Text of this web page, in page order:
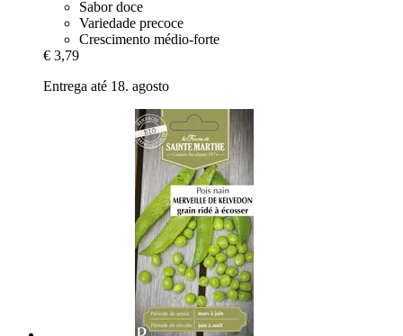
Sabor doce
Variedade precoce
Crescimento médio-forte
€ 3,79
Entrega até 18. agosto